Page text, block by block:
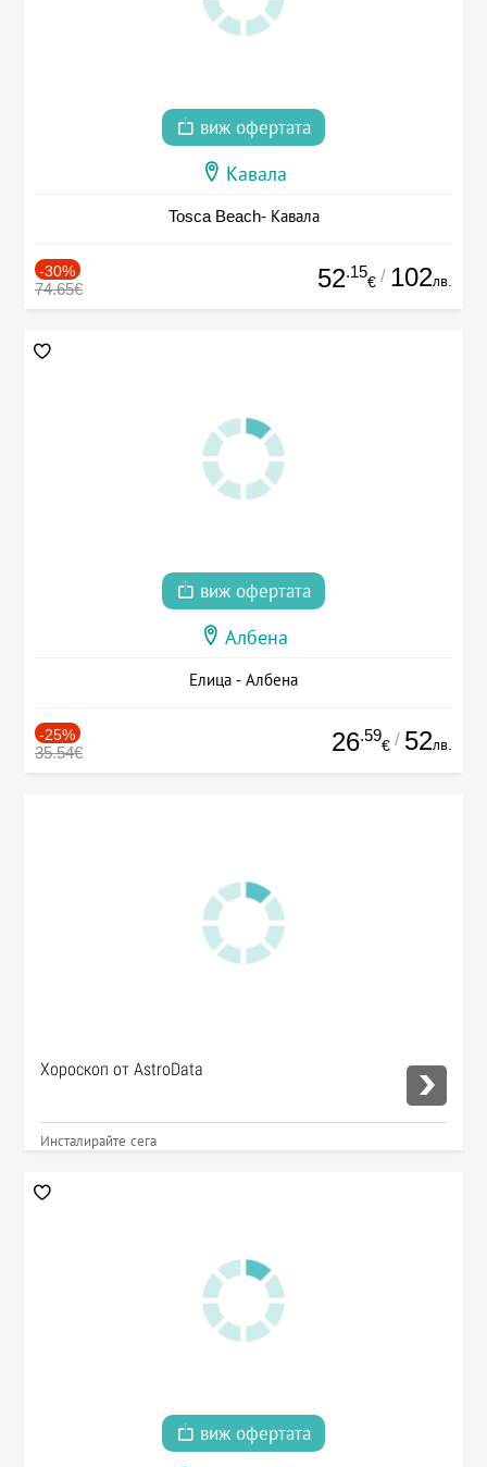
виж офертата
Кавала
Tosca Beach- Кавала
-30%
74.65€ 52.15
€ / 102лв.
виж офертата
Албена
Елица - Албена
-25%
35.54€ 26.59
€ / 52лв.
Хороскоп от AstroData
Инсталирайте сега
виж офертата